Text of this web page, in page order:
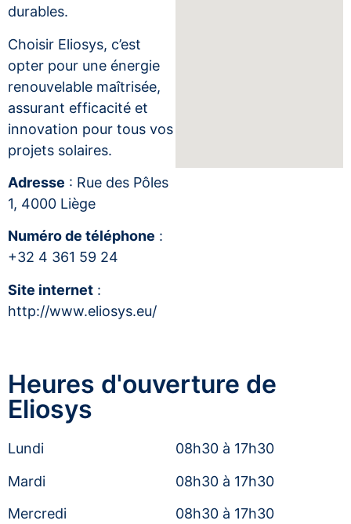
durables.
Choisir Eliosys, c’est
opter pour une énergie
renouvelable maîtrisée,
assurant efficacité et
innovation pour tous vos
projets solaires.
Adresse : Rue des Pôles
1, 4000 Liège
Numéro de téléphone :
+32 4 361 59 24
Site internet :
http://www.eliosys.eu/
Heures d'ouverture de
Eliosys
Lundi
08h30 à 17h30
Mardi
08h30 à 17h30
Mercredi
08h30 à 17h30